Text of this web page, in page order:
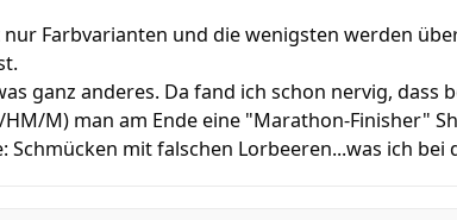
nur Farbvarianten und die wenigsten werden
ganz anderes. Da fand ich schon nervig,
M) man am Ende eine "Marathon-Finisher"
Schmücken mit falschen Lorbeeren...was ich bei